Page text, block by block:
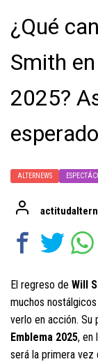
¿Qué
Smith
2025?
ALTERNEWS
El regreso de Will
muchos
verlo en acción. Su
Emblema 2025, en
será la primera